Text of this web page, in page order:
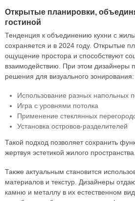
Открытые планировки,
гостиной
Тенденция к объединению кухни с
сохраняется и в 2024 году. Открытые
ощущение простора и способствуют
взаимодействию. При этом дизайнеры
решения для визуального зонирования:
Использование разных напольных
Игра с уровнями потолка
Применение стеклянных
Установка островов-разделителей
Такой подход позволяет сохранить
жертвуя эстетикой жилого пространства.
Также актуальным становится
материалов и текстур. Дизайнеры
камню и металлу в их естественном